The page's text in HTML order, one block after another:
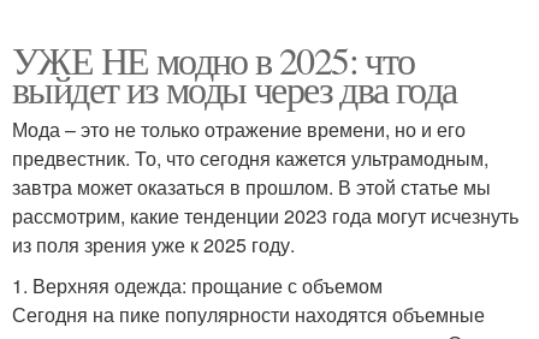
УЖЕ НЕ модно в 2025: что
выйдет из моды через два года
Мода – это не только отражение времени, но и его
предвестник. То, что сегодня кажется ультрамодным,
завтра может оказаться в прошлом. В этой статье мы
рассмотрим, какие тенденции 2023 года могут исчезнуть
из поля зрения уже к 2025 году.
1. Верхняя одежда: прощание с объемом
Сегодня на пике популярности находятся объемные